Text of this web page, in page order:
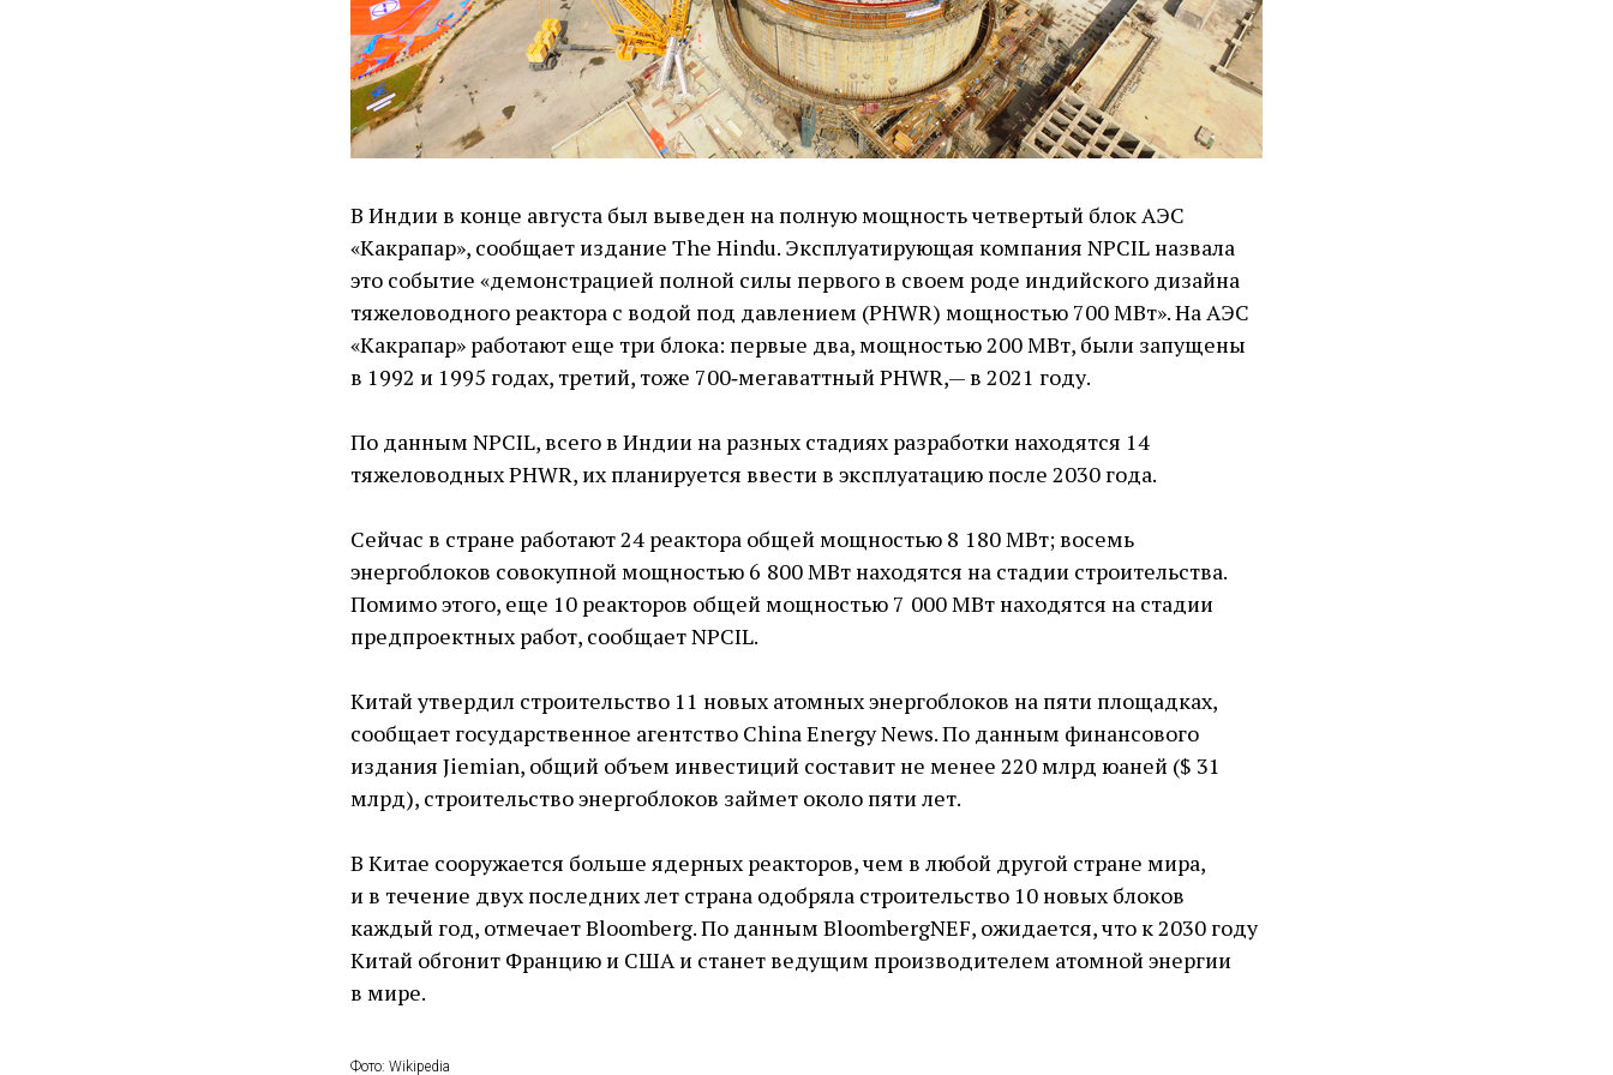
В Индии в конце августа был выведен на полную мощность четвертый блок АЭС
«Какрапар», сообщает издание The Hindu. Эксплуатирующая компания NPCIL назвала
это событие «демонстрацией полной силы первого в своем роде индийского дизайна
тяжеловодного реактора с водой под давлением (PHWR) мощностью 700 МВт». На АЭС
«Какрапар» работают еще три блока: первые два, мощностью 200 МВт, были запущены
в 1992 и 1995 годах, третий, тоже 700‑мегаваттный PHWR, — ​в 2021 году.
По данным NPCIL, всего в Индии на разных стадиях разработки находятся 14
тяжеловодных PHWR, их планируется ввести в эксплуатацию после 2030 года.
Сейчас в стране работают 24 реактора общей мощностью 8 180 МВт; восемь
энергоблоков совокупной мощностью 6 800 МВт находятся на стадии строительства.
Помимо этого, еще 10 реакторов общей мощностью 7 000 МВт находятся на стадии
предпроектных работ, сообщает NPCIL.
Китай утвердил строительство 11 новых атомных энергоблоков на пяти площадках,
сообщает государственное агентство China Energy News. По данным финансового
издания Jiemian, общий объем инвестиций составит не менее 220 млрд юаней ($ 31
млрд), строительство энергоблоков займет около пяти лет.
В Китае сооружается больше ядерных реакторов, чем в любой другой стране мира,
и в течение двух последних лет страна одобряла строительство 10 новых блоков
каждый год, отмечает Bloomberg. По данным BloombergNEF, ожидается, что к 2030 году
Китай обгонит Францию и США и станет ведущим производителем атомной энергии
в мире.
Фото: Wikipedia